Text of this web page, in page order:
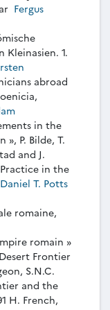
Fergus
Kleinasien. 1.
abroad
in the
P. Bilde, T.
and J.
in the
Daniel T. Potts
romaine,
romain »
Frontier
S.N.C.
and the
H. French,